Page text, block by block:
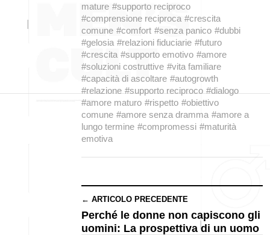
mature #supporto reciproco
#comprensione reciproca #crescita
comune #comfort #senza panico #dubbi
#gelosia #relazioni fiduciarie #futuro
#crescita #supporto emotivo #amore
#soluzioni costruttive #vita familiare
#capacità di ascoltare #autogrowth
#relazione #supporto reciproco #dialogo
#amore maturo #rispetto #obiettivo
comune #amore senza dramma #amore a
lungo termine #compromessi #maturità
emotiva
← ARTICOLO PRECEDENTE
Perché le donne non capiscono gli
uomini: La prospettiva di un uomo